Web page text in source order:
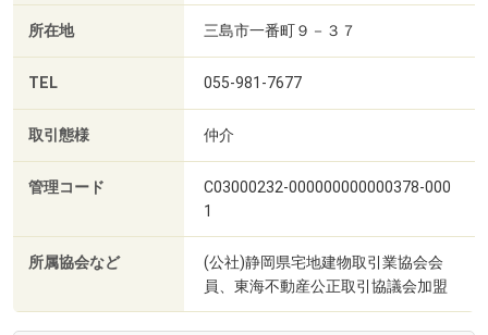
所在地 三島市一番町９－３７
TEL 055-981-7677
取引態様 仲介
管理コード
C03000232-000000000000378-000
1
所属協会など
(公社)静岡県宅地建物取引業協会会
員、東海不動産公正取引協議会加盟